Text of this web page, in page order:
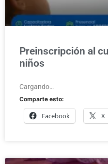
Preinscripción al
niños
Cargando…
Comparte esto:
Facebook X